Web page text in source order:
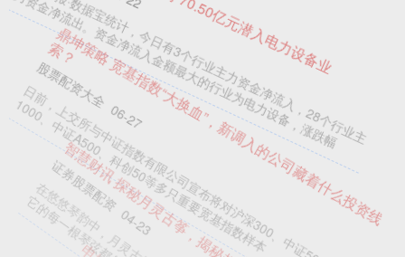
富深优配 主力资金动向 70.50亿元潜入电力设备业
证券股票配资 03-22
证券时报·数据宝统计，今日有3个行业主力资金净流入，28个行业主
力资金净流出。资金净流入金额最大的行业为电力设备，涨跌幅
鼎坤策略 宽基指数“大换血”，新调入的公司藏着什么投资线
索？
股票配资大全 06-27
日前，上交所与中证指数有限公司宣布将对沪深300、中证500、中证
1000、中证A500、科创50等多只重要宽基指数样本
智慧财讯 探秘月灵古筝，揭秘超绝手感！